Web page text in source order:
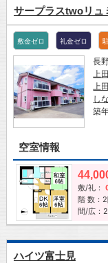
サープラスtwoリュ
敷金ゼロ 礼金ゼロ
長
上
上
し
築
空室情報
敷/礼：
階 数：
間/広：
ハイツ富士見